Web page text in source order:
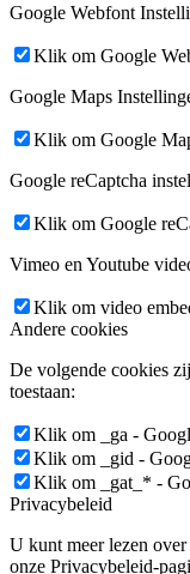
Google Webfont
Klik om Google
Google Maps
Klik om Google
Google reCaptcha
Klik om Google
Vimeo en Youtube
Klik om video
Andere cookies
De volgende cookies
toestaan:
Klik om _ga -
Klik om _gid -
Klik om _gat_* -
Privacybeleid
U kunt meer lezen
onze Privacybeleid-